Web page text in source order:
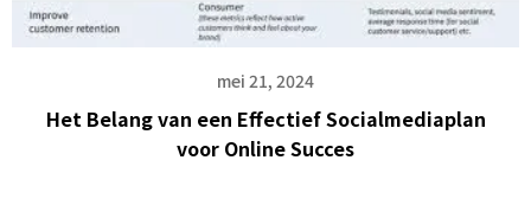
mei 21, 2024
Het Belang van een Effectief Socialmediaplan
voor Online Succes